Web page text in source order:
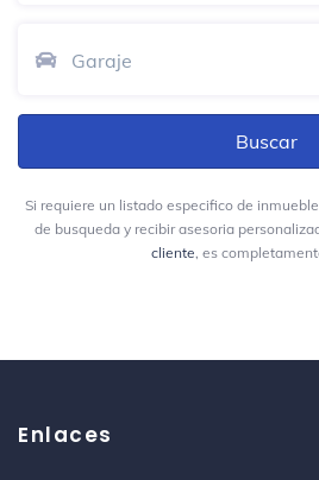
Centro de estudiantes
Garaje
Si requiere un listado especifico de
de busqueda y recibir asesoria
cliente, es
Enlaces